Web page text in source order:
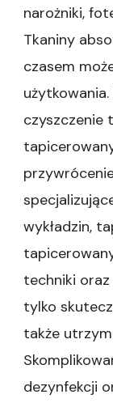
narożniki,
Tkaniny
czasem
czyszczenie
wykładzin,
techniki
tylko
także
dezynfekcji